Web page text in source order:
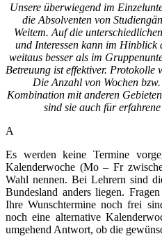
Unsere überwiegend im
die Absolventen von
Weitem. Auf die
und Interessen kann im
weitaus besser als im
Betreuung ist effektiver. Protokolle
Die Anzahl von Wochen
Kombination mit anderen
sind sie auch für
A
Es werden keine Termine
Kalenderwoche (Mo – Fr
Wahl nennen. Bei Lehrern sind
Bundesland anders liegen.
Ihre Wunschtermine noch frei
noch eine alternative
umgehend Antwort, ob die